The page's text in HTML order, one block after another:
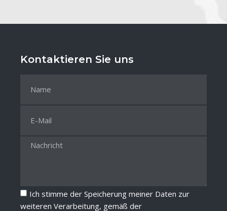
Kontaktieren Sie uns
Ich stimme der Speicherung meiner Daten zur
weiteren Verarbeitung, gemäß der